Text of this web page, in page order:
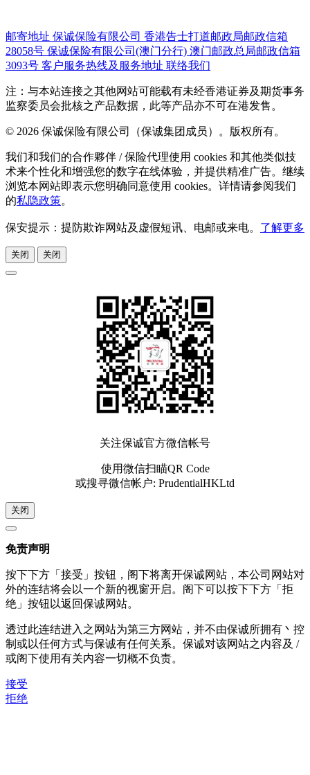
邮寄地址 保诚保险有限公司 香港告士打道邮政局邮政信箱
28058号 保诚保险有限公司(澳门分行) 澳门邮政总局邮政信箱
3093号 客户服务热线及服务地址 联络我们
注：与本站连接之其他网站可能载有未经香港证券及期货事务
监察委员会批核之产品数据，此等产品亦不可在港发售。
© 2026 保诚保险有限公司（保诚集团成员）。版权所有。
我们和我们的合作夥伴 / 保险代理使用 cookies 和其他类似技
术来个性化和增强您的数字在线体验，并提供精准广告。继续
浏览本网站即表示您明确同意使用 cookies。详情请参阅我们
的私隐政策。
保安提示：提防欺诈网站及虚假短讯、电邮或来电。 了解更多
关闭 关闭
关注保诚官方微信帐号
使用微信扫瞄QR Code
或搜寻微信帐户: PrudentialHKLtd
关闭
免责声明
按下下方「接受」按钮，阁下将离开保诚网站，本公司网站对
外的连结将会以一个新的视窗开启。阁下可以按下下方「拒
绝」按钮以返回保诚网站。
透过此连结进入之网站为第三方网站，并不由保诚所拥有丶控
制或以任何方式与保诚有任何关系。保诚对该网站之内容及 /
或阁下使用有关内容一切概不负责。
接受
拒绝